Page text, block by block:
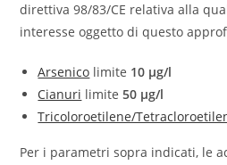
direttiva 98/83/CE relativa alla
interesse oggetto di questo
Arsenico limite 10 µg/l
Cianuri limite50 µg/l
Tricoloroetilene/
Per i parametri sopra indicati, le